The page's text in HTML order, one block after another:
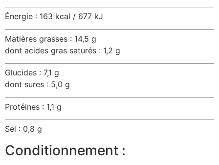
Énergie : 163 kcal / 677 kJ
Matières grasses : 14,5 g
dont acides gras saturés : 1,2 g
Glucides : 7,1 g
dont sures : 5,0 g
Protéines : 1,1 g
Sel : 0,8 g
Conditionnement :